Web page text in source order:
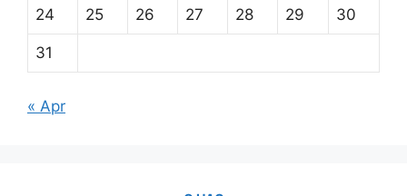
24 25 26 27 28 29 30
31
« Apr